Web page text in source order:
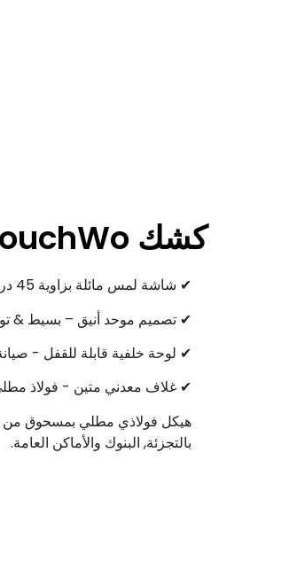
كشك TouchWo – مريح & تصميم آمن
✔ شاشة لمس مائلة بزاوية 45 درجة - تشغيل مريح
✔ تصميم موحد أنيق – بسيط &
✔ لوحة خلفية قابلة للقفل -
✔ غلاف معدني متين - فولاذ
بالتجزئة, البنوك والأماكن العامة.